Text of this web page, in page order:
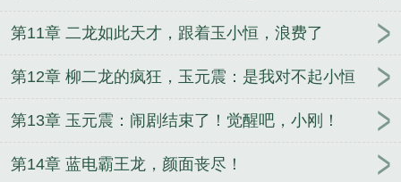
第11章 二龙如此天才，跟着玉小恒，浪费了
第12章 柳二龙的疯狂，玉元震：是我对不起小恒
第13章 玉元震：闹剧结束了！觉醒吧，小刚！
第14章 蓝电霸王龙，颜面丧尽！